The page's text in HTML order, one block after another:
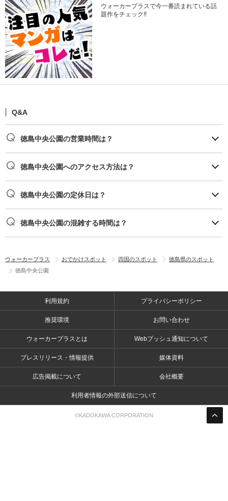
ウォーカープラスで今一番読まれている話
題作をチェック!!
Q&A
徳島中央公園の営業時間は？
徳島中央公園へのアクセス方法は？
徳島中央公園の定休日は？
徳島中央公園の混雑する時間は？
ウォーカープラス おでかけスポット 四国のスポット
徳島県のスポット
徳島中央公園
利用規約 プライバシーポリシー
推奨環境 お問い合わせ
ウォーカープラスとは Webプッシュ通知について
プレスリリース・情報提供 媒体資料
広告掲載について 会社概要
利用者情報の外部送信について
©KADOKAWA CORPORATION